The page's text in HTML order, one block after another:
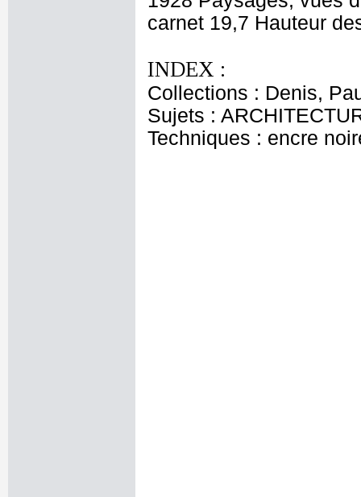
carnet 19,7 Hauteur
INDEX :
Collections : Denis,
Sujets :
Techniques : encre